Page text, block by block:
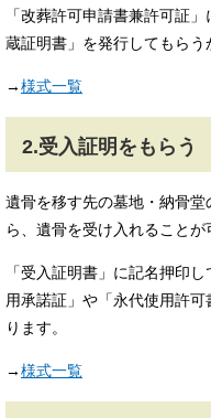
「改葬許可申請書兼許可証
蔵証明書」を発行してもらう
→様式一覧
2.受入証明をもらう
遺骨を移す先の墓地・納骨
ら、遺骨を受け入れることが
「受入証明書」に記名押印
用承諾証」や「永代使用許
ります。
→様式一覧